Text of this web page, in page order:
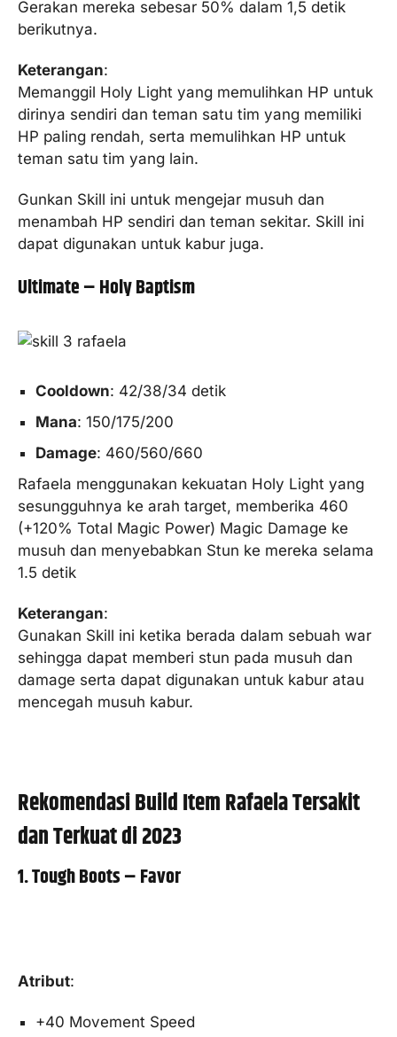
Gerakan mereka sebesar 50% dalam 1,5 detik
berikutnya.
Keterangan:
Memanggil Holy Light yang memulihkan HP untuk
dirinya sendiri dan teman satu tim yang memiliki
HP paling rendah, serta memulihkan HP untuk
teman satu tim yang lain.
Gunkan Skill ini untuk mengejar musuh dan
menambah HP sendiri dan teman sekitar. Skill ini
dapat digunakan untuk kabur juga.
Ultimate – Holy Baptism
Cooldown: 42/38/34 detik
Mana: 150/175/200
Damage: 460/560/660
Rafaela menggunakan kekuatan Holy Light yang
sesungguhnya ke arah target, memberika 460
(+120% Total Magic Power) Magic Damage ke
musuh dan menyebabkan Stun ke mereka selama
1.5 detik
Keterangan:
Gunakan Skill ini ketika berada dalam sebuah war
sehingga dapat memberi stun pada musuh dan
damage serta dapat digunakan untuk kabur atau
mencegah musuh kabur.
Rekomendasi Build Item Rafaela Tersakit
dan Terkuat di 2023
1. Tough Boots – Favor
Atribut:
+40 Movement Speed